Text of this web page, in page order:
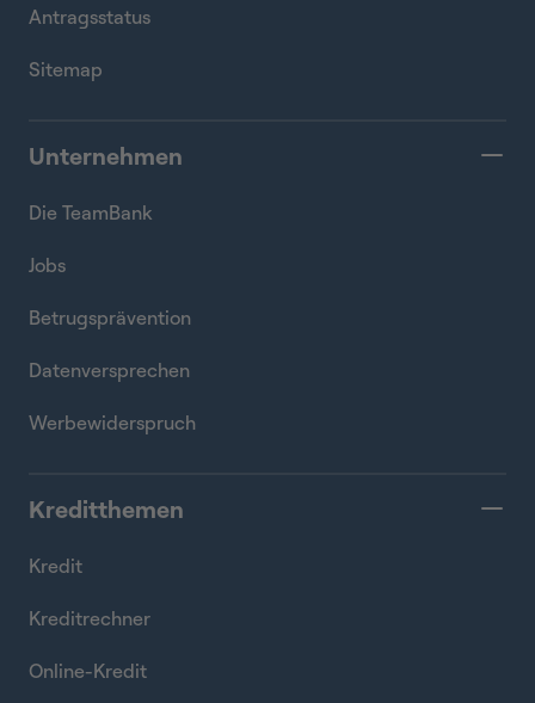
Antragsstatus
Sitemap
Unternehmen
Die TeamBank
Jobs
Betrugsprävention
Datenversprechen
Werbewiderspruch
Kreditthemen
Kredit
Kreditrechner
Online-Kredit